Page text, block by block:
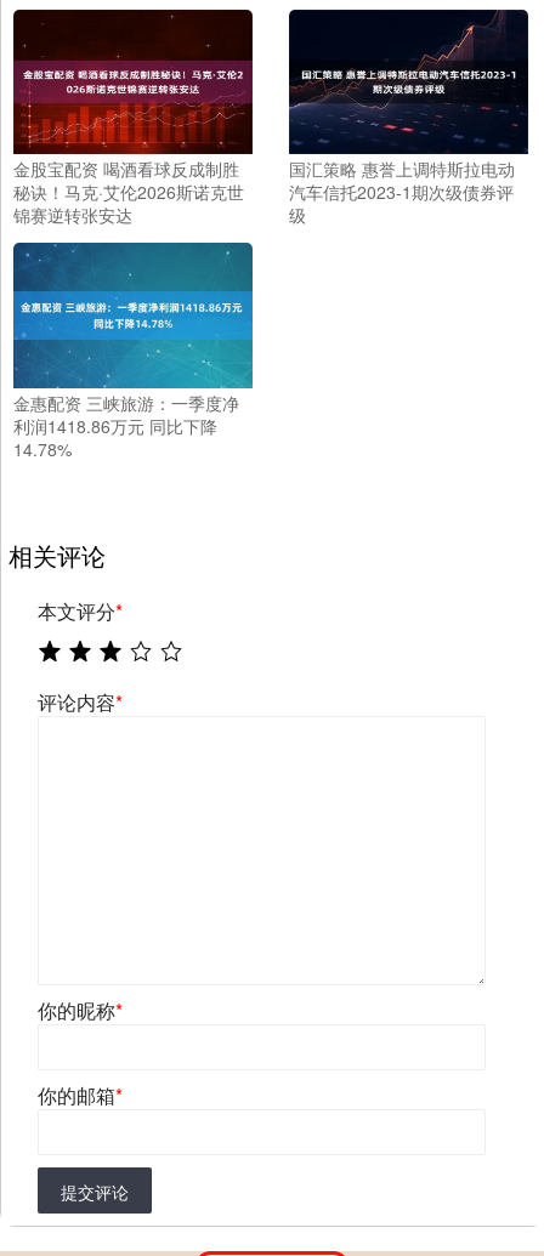
金股宝配资 喝酒看球反成制胜
秘诀！马克·艾伦2026斯诺克世
锦赛逆转张安达
国汇策略 惠誉上调特斯拉电动
汽车信托2023-1期次级债券评
级
金惠配资 三峡旅游：一季度净
利润1418.86万元 同比下降
14.78%
相关评论
本文评分*
评论内容*
你的昵称*
你的邮箱*
提交评论